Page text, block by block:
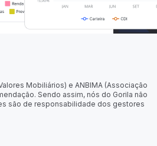
Mobiliários) e ANBIMA (Associação
Sendo assim, nós do Gorila não
são de responsabilidade dos gestores